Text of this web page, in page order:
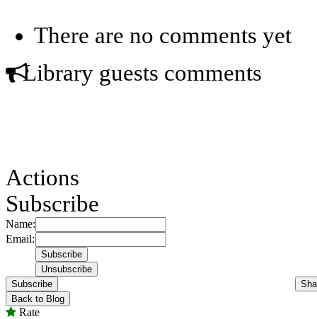
There are no comments yet
Library guests comments
Actions
Subscribe
Name:
Email:
Subscribe
Back to Blog
Rate